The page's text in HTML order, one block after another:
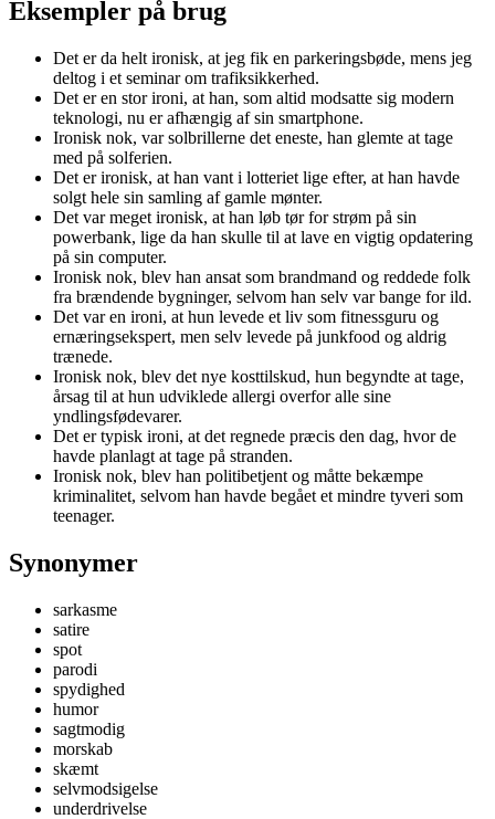
Eksempler på brug
Det er da helt ironisk, at jeg fik en parkeringsbøde, mens jeg
deltog i et seminar om trafiksikkerhed.
Det er en stor ironi, at han, som altid modsatte sig modern
teknologi, nu er afhængig af sin smartphone.
Ironisk nok, var solbrillerne det eneste, han glemte at tage
med på solferien.
Det er ironisk, at han vant i lotteriet lige efter, at han havde
solgt hele sin samling af gamle mønter.
Det var meget ironisk, at han løb tør for strøm på sin
powerbank, lige da han skulle til at lave en vigtig opdatering
på sin computer.
Ironisk nok, blev han ansat som brandmand og reddede folk
fra brændende bygninger, selvom han selv var bange for ild.
Det var en ironi, at hun levede et liv som fitnessguru og
ernæringsekspert, men selv levede på junkfood og aldrig
trænede.
Ironisk nok, blev det nye kosttilskud, hun begyndte at tage,
årsag til at hun udviklede allergi overfor alle sine
yndlingsfødevarer.
Det er typisk ironi, at det regnede præcis den dag, hvor de
havde planlagt at tage på stranden.
Ironisk nok, blev han politibetjent og måtte bekæmpe
kriminalitet, selvom han havde begået et mindre tyveri som
teenager.
Synonymer
sarkasme
satire
spot
parodi
spydighed
humor
sagtmodig
morskab
skæmt
selvmodsigelse
underdrivelse